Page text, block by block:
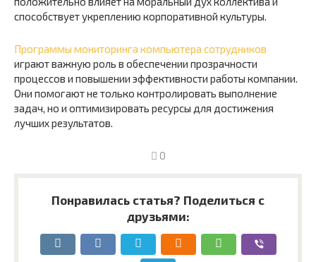
способствует укреплению корпоративной культуры.
Программы мониторинга компьютера сотрудников
играют важную роль в обеспечении прозрачности
процессов и повышении эффективности работы компании.
Они помогают не только контролировать выполнение
задач, но и оптимизировать ресурсы для достижения
лучших результатов.
0
Понравилась статья? Поделиться с
друзьями: